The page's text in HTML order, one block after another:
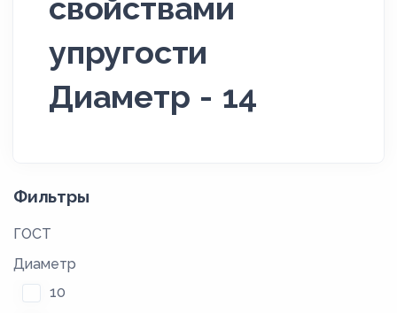
свойствами
упругости
Диаметр - 14
Фильтры
ГОСТ
Диаметр
10